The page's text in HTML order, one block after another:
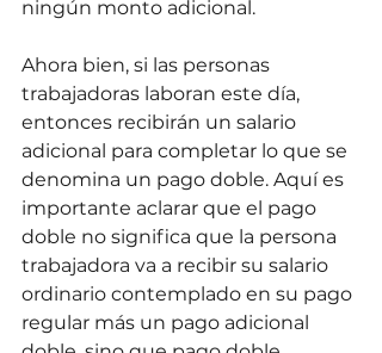
ningún monto adicional.
Ahora bien, si las personas
trabajadoras laboran este día,
entonces recibirán un salario
adicional para completar lo que se
denomina un pago doble. Aquí es
importante aclarar que el pago
doble no significa que la persona
trabajadora va a recibir su salario
ordinario contemplado en su pago
regular más un pago adicional